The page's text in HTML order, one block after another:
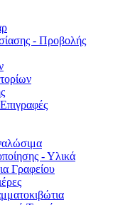
- Προβολής
- Υλικά
Γραφείου